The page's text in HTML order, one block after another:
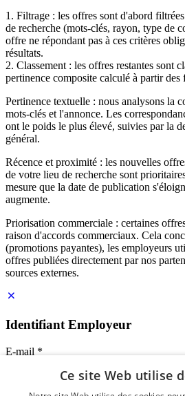
1. Filtrage : les offres sont d'abord
de recherche (mots-clés, rayon, type de
offre ne répondant pas à ces critères
résultats.
2. Classement : les offres restantes sont
pertinence composite calculé à partir des
Pertinence textuelle : nous analysons la
mots-clés et l'annonce. Les
ont le poids le plus élevé, suivies par la
général.
Récence et proximité : les nouvelles
de votre lieu de recherche sont
mesure que la date de publication
augmente.
Priorisation commerciale : certaines
raison d'accords commerciaux. Cela
(promotions payantes), les employeurs
offres publiées directement par nos
sources externes.
Identifiant Employeur
E-mail *
Mot de passeCe site Web utilise